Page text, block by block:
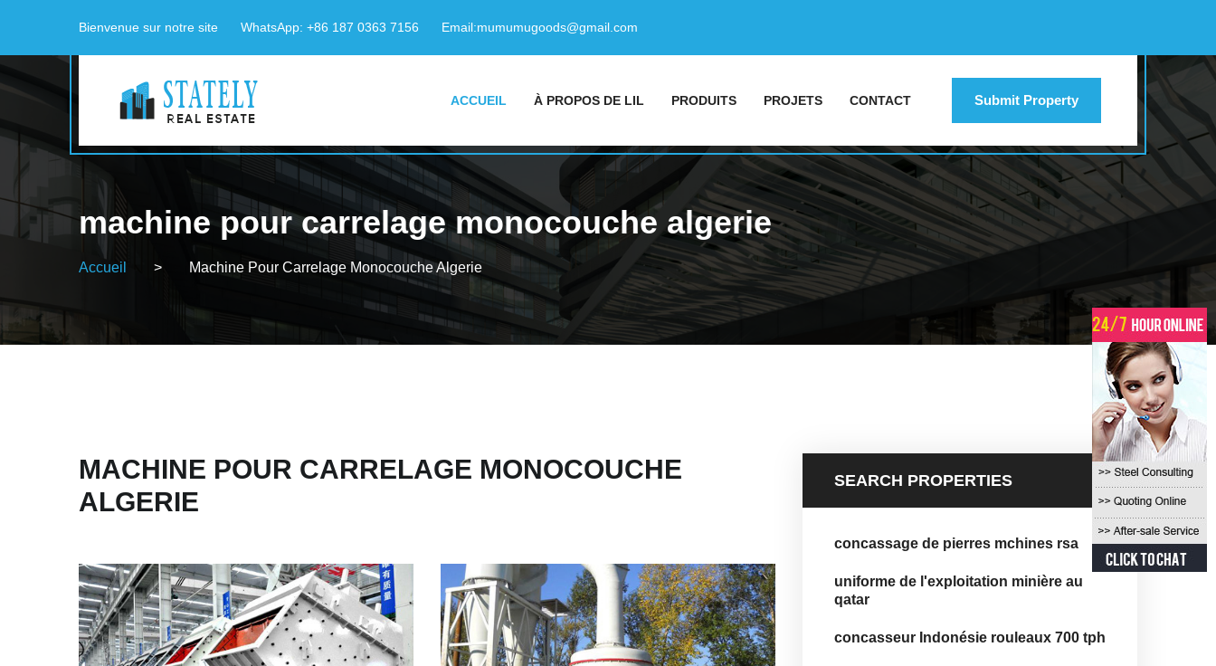
Bienvenue sur notre site WhatsApp: +86 187 0363 7156 Email:mumumugoods@gmail.com
ACCUEIL À PROPOS DE LIL PRODUITS PROJETS CONTACT Submit Property
machine pour carrelage monocouche algerie
Accueil > Machine Pour Carrelage Monocouche Algerie
MACHINE POUR CARRELAGE MONOCOUCHE
ALGERIE
SEARCH PROPERTIES
concassage de pierres mchines rsa
uniforme de l'exploitation minière au
qatar
concasseur Indonésie rouleaux 700 tph